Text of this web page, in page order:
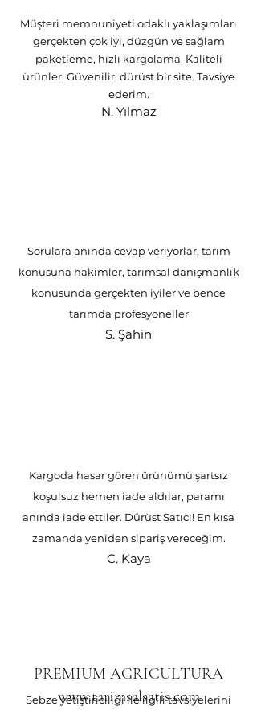
Müşteri memnuniyeti odaklı yaklaşımları
gerçekten çok iyi, düzgün ve sağlam
paketleme, hızlı kargolama. Kaliteli
ürünler. Güvenilir, dürüst bir site. Tavsiye
ederim.
N. Yılmaz
Sorulara anında cevap veriyorlar, tarım
konusuna hakimler, tarımsal danışmanlık
konusunda gerçekten iyiler ve bence
tarımda profesyoneller
S. Şahin
Kargoda hasar gören ürünümü şartsız
koşulsuz hemen iade aldılar, paramı
anında iade ettiler. Dürüst Satıcı! En kısa
zamanda yeniden sipariş vereceğim.
C. Kaya
Sebze yetiştiriciliği ile ilgili tavsiyelerini
PREMIUM AGRICULTURA
www.tarimsalsatis.com